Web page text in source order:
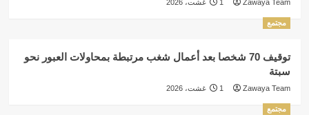
Zawaya Team 1 غشت، 2026
مجتمع
توقيف 70 شخصا بعد أعمال شغب مرتبطة بمحاولات العبور نحو
سبتة
Zawaya Team 1 غشت، 2026
مجتمع